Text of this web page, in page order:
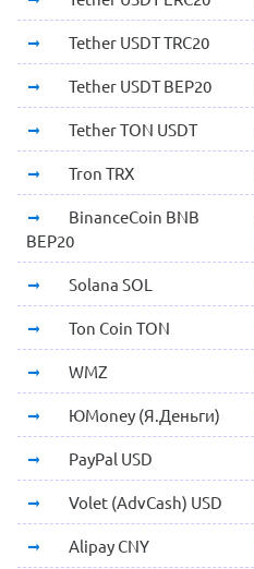
Tether USDT TRC20
Tether USDT BEP20
Tether TON USDT
Tron TRX
BinanceCoin BNB
BEP20
Solana SOL
Ton Coin TON
WMZ
ЮMoney (Я.Деньги)
PayPal USD
Volet (AdvCash) USD
Alipay CNY